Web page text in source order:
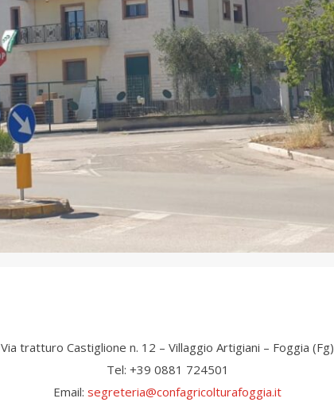
Via tratturo Castiglione n. 12 – Villaggio Artigiani – Foggia (Fg)
Tel: +39 0881 724501
Email: segreteria@confagricolturafoggia.it